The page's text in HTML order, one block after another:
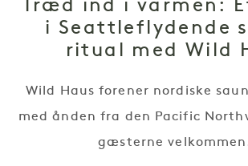
Træd ind i varmen:
i Seattleflydende
ritual med Wild
Wild Haus forener nordiske
med ånden fra den Pacific
gæsterne